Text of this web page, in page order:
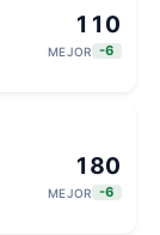
110
MEJOR -6
180
MEJOR -6